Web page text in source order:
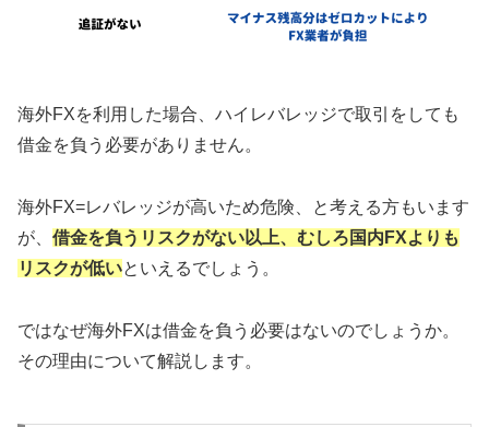
海外FXを利用した場合、ハイレバレッジで取引をしても
借金を負う必要がありません。
海外FX=レバレッジが高いため危険、と考える方もいます
が、 借金を負うリスクがない以上、むしろ国内FXよりも
リスクが低いといえるでしょう。
ではなぜ海外FXは借金を負う必要はないのでしょうか。
その理由について解説します。